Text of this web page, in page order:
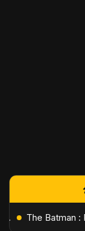
L'Âge de Glace : Le Réveil du Volcan – Manny, Sid et Diego de retour pour une aventure explosive